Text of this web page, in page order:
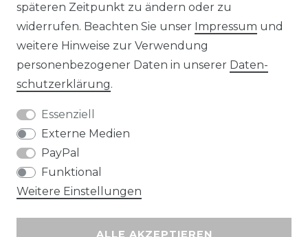
Wir versenden mit
späteren Zeitpunkt zu ändern oder zu
widerrufen. Beachten Sie unser Impressum und
weitere Hinweise zur Verwendung
personenbezogener Daten in unserer Daten­
schutz­erklärung.
Essenziell
Externe Medien
PayPal
Funktional
Weitere Einstellungen
ALLE AKZEPTIEREN